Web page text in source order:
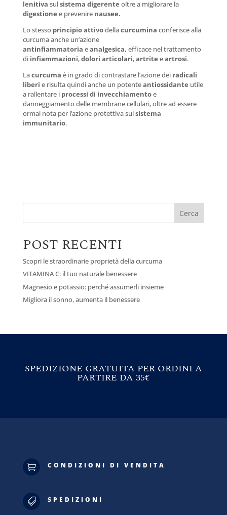
lenitiva sulsistema digerente oltre a migliorare la
digestione e prevenire nausee.
Lo stesso principio attivodellacurcumina conferisce alla
curcuma anche un’azione
antinfiammatoria eanalgesica, efficace nel trattamento
di infiammazioni,dolori articolari,artrite eartrosi.
Lacurcuma è in grado di contrastare l’azione dei radicali
liberi e risulta quindi anche un potenteantiossidante utile
a rallentare i processi di invecchiamentoe
danneggiamento delle membrane cellulari, oltre ad essere
ormai nota per l’azione protettiva sulsistema
immunitario.
Cerca
POST RECENTI
Scopri le straordinarie proprietà della curcuma
VITAMINA C: il tuo naturale benessere
Magnesio e potassio: perché assumerli insieme
Migliora il sonno, aumenta il benessere
SPEDIZIONE GRATUITA PER ORDINI A
PARTIRE DA 35€
 CONDIZIONI DI VENDITA
 SPEDIZIONI